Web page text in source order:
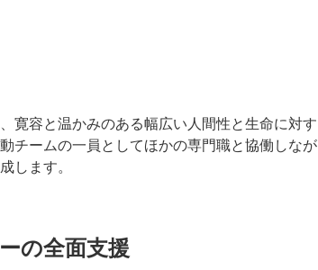
寛容と温かみのある幅広い人間性と生命に対す
チームの一員としてほかの専門職と協働しなが
します。
の全面支援